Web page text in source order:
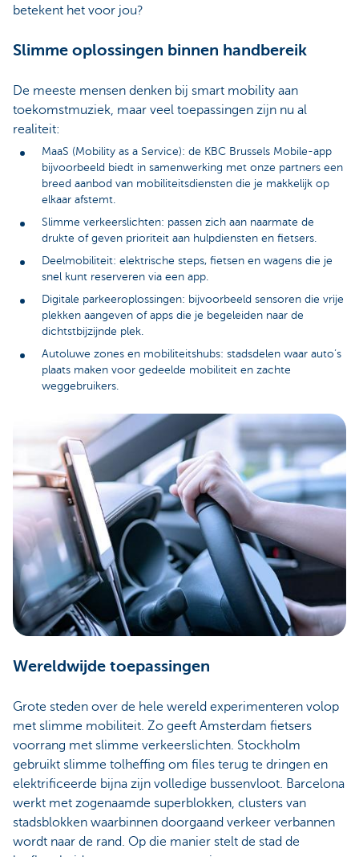
betekent het voor jou?
Slimme oplossingen binnen handbereik
De meeste mensen denken bij smart mobility aan
toekomstmuziek, maar veel toepassingen zijn nu al
realiteit:
MaaS (Mobility as a Service): de KBC Brussels Mobile-app
bijvoorbeeld biedt in samenwerking met onze partners een
breed aanbod van mobiliteitsdiensten die je makkelijk op
elkaar afstemt.
Slimme verkeerslichten: passen zich aan naarmate de
drukte of geven prioriteit aan hulpdiensten en fietsers.
Deelmobiliteit: elektrische steps, fietsen en wagens die je
snel kunt reserveren via een app.
Digitale parkeeroplossingen: bijvoorbeeld sensoren die vrije
plekken aangeven of apps die je begeleiden naar de
dichtstbijzijnde plek.
Autoluwe zones en mobiliteitshubs: stadsdelen waar auto’s
plaats maken voor gedeelde mobiliteit en zachte
weggebruikers.
Wereldwijde toepassingen
Grote steden over de hele wereld experimenteren volop
met slimme mobiliteit. Zo geeft Amsterdam fietsers
voorrang met slimme verkeerslichten. Stockholm
gebruikt slimme tolheffing om files terug te dringen en
elektrificeerde bijna zijn volledige bussenvloot. Barcelona
werkt met zogenaamde superblokken, clusters van
stadsblokken waarbinnen doorgaand verkeer verbannen
wordt naar de rand. Op die manier stelt de stad de